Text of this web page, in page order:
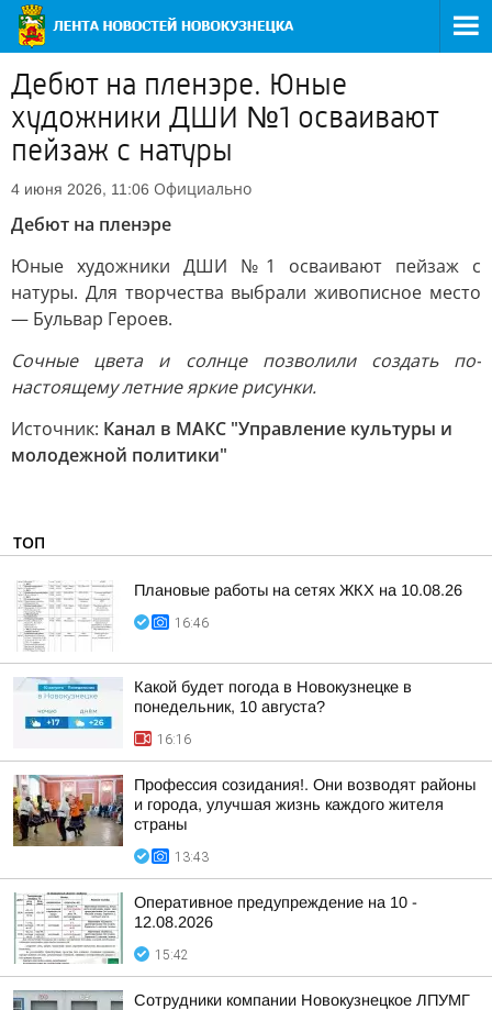
Дебют на пленэре. Юные
художники ДШИ №1 осваивают
пейзаж с натуры
4 июня 2026, 11:06 Официально
Дебют на пленэре
Юные художники ДШИ №1 осваивают пейзаж с
натуры. Для творчества выбрали живописное место
— Бульвар Героев.
Сочные цвета и солнце позволили создать по-
настоящему летние яркие рисунки.
Источник: Канал в МАКС "Управление культуры и
молодежной политики"
ТОП
Плановые работы на сетях ЖКХ на 10.08.26
16:46
Какой будет погода в Новокузнецке в
понедельник, 10 августа?
16:16
Профессия созидания!. Они возводят районы
и города, улучшая жизнь каждого жителя
страны
13:43
Оперативное предупреждение на 10 -
12.08.2026
15:42
Сотрудники компании Новокузнецкое ЛПУМГ